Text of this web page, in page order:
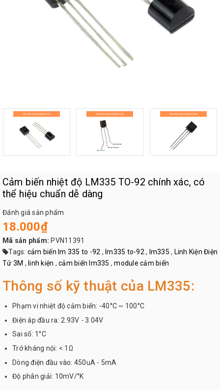
Cảm biến nhiệt độ LM335 TO-92 chính xác, có
thể hiệu chuẩn dễ dàng
Đánh giá sản phẩm
18.000₫
Mã sản phẩm: PVN11391
Tags: cảm biến lm 335 to -92 , lm335 to-92 , lm335 , Linh Kiện Điện
Tử 3M , linh kiện , cảm biến lm335 ,module cảm biến
Thông số kỹ thuật của LM335:
Phạm vi nhiệt độ cảm biến: -40°C ~ 100°C
Điện áp đầu ra: 2.93V - 3.04V
Sai số: 1°C
Trở kháng nội: < 1Ω
Dòng điện đầu vào: 450uA - 5mA
Độ phân giải: 10mV/°K